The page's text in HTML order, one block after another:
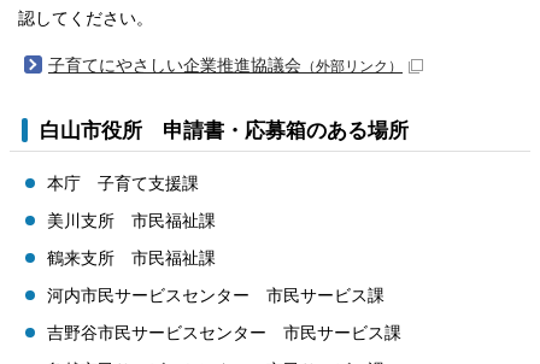
認してください。
子育てにやさしい企業推進協議会 （外部リンク）
白山市役所 申請書・応募箱のある場所
本庁 子育て支援課
美川支所 市民福祉課
鶴来支所 市民福祉課
河内市民サービスセンター 市民サービス課
吉野谷市民サービスセンター 市民サービス課